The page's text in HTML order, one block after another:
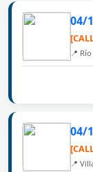
04/
📍
04/
📍